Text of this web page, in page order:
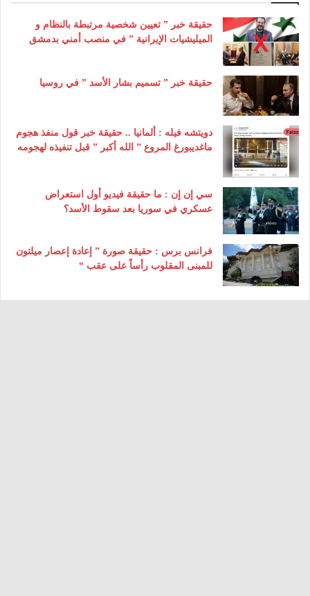
حقيقة خبر ” تعيين شخصية مرتبطة بالنظام و
الميليشيات الإيرانية ” في منصب أمني بدمشق
حقيقة خبر ” تسميم بشار الأسد ” في روسيا
دويتشه فيله : ألمانيا .. حقيقة خبر قول منفذ هجوم
ماغديبورغ المروع ” الله أكبر ” قبل تنفيذه لهجومه
سي إن إن : ما حقيقة فيديو أول استعراض
عسكري في سوريا بعد سقوط الأسد؟
فرانس برس : حقيقة صورة ” إعادة إعصار ميلتون
للمبنى المقلوب رأساً على عقب “